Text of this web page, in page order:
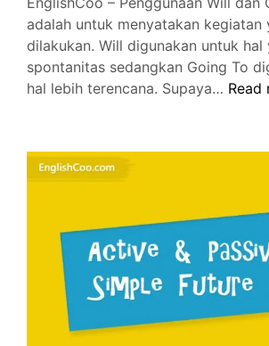
adalah untuk menyatakan kegiatan
dilakukan. Will digunakan untuk hal
spontanitas sedangkan Going To
hal lebih terencana. Supaya…
Going
dan
Mudah
Read